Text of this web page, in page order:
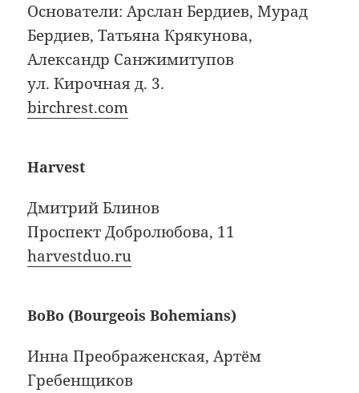
Основатели: Арслан Бердиев, Мурад
Бердиев, Татьяна Крякунова,
Александр Санжимитупов
ул. Кирочная д. 3.
birchrest.com
Harvest
Дмитрий Блинов
Проспект Добролюбова, 11
harvestduo.ru
BoBo (Bourgeois Bohemians)
Инна Преображенская, Артём
Гребенщиков